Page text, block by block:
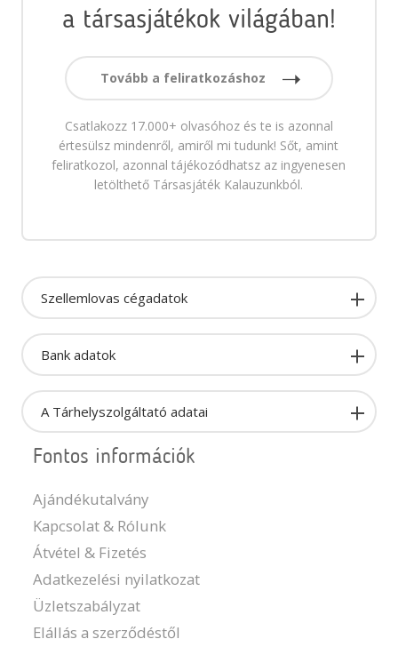
a társasjátékok világában!
Tovább a feliratkozáshoz
Csatlakozz 17.000+ olvasóhoz és te is azonnal
értesülsz mindenről, amiről mi tudunk! Sőt, amint
feliratkozol, azonnal tájékozódhatsz az ingyenesen
letölthető Társasjáték Kalauzunkból.
Szellemlovas cégadatok
Bank adatok
A Tárhelyszolgáltató adatai
Fontos információk
Ajándékutalvány
Kapcsolat & Rólunk
Átvétel & Fizetés
Adatkezelési nyilatkozat
Üzletszabályzat
Elállás a szerződéstől